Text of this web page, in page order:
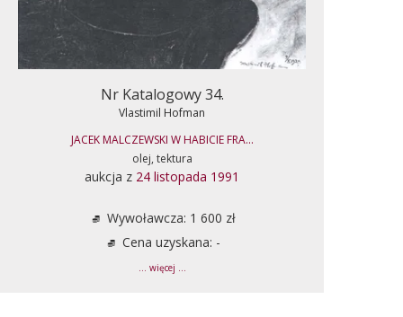
Nr Katalogowy 34.
Vlastimil Hofman
JACEK MALCZEWSKI W HABICIE FRA...
olej, tektura
aukcja z 24 listopada 1991
Wywoławcza: 1 600 zł
Cena uzyskana: -
... więcej ...